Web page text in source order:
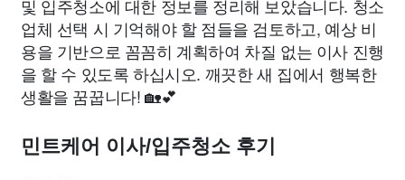
및 입주청소에 대한 정보를 정리해 보았습니다. 청소
업체 선택 시 기억해야 할 점들을 검토하고, 예상 비
용을 기반으로 꼼꼼히 계획하여 차질 없는 이사 진행
을 할 수 있도록 하십시오. 깨끗한 새 집에서 행복한
생활을 꿈꿉니다! 🏡💕
민트케어 이사/입주청소 후기